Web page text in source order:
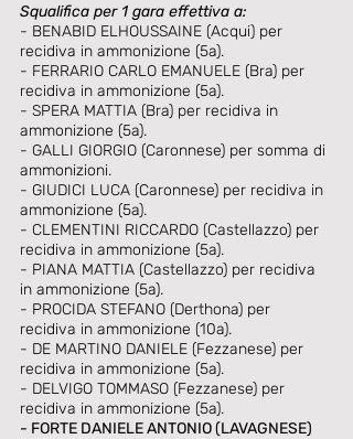
Squalifica per 1 gara effettiva a:
- BENABID ELHOUSSAINE (Acqui) per
recidiva in ammonizione (5a).
- FERRARIO CARLO EMANUELE (Bra) per
recidiva in ammonizione (5a).
- SPERA MATTIA (Bra) per recidiva in
ammonizione (5a).
- GALLI GIORGIO (Caronnese) per somma di
ammonizioni.
- GIUDICI LUCA (Caronnese) per recidiva in
ammonizione (5a).
- CLEMENTINI RICCARDO (Castellazzo) per
recidiva in ammonizione (5a).
- PIANA MATTIA (Castellazzo) per recidiva
in ammonizione (5a).
- PROCIDA STEFANO (Derthona) per
recidiva in ammonizione (10a).
- DE MARTINO DANIELE (Fezzanese) per
recidiva in ammonizione (5a).
- DELVIGO TOMMASO (Fezzanese) per
recidiva in ammonizione (5a).
- FORTE DANIELE ANTONIO (LAVAGNESE)